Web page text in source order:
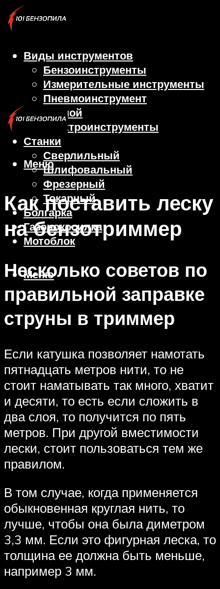
Виды инструментов
Бензоинструменты
Измерительные инструменты
Пневмоинструмент
Ручной
Электроинструменты
Станки
Сверлильный
Шлифовальный
Фрезерный
Токарный
Болгарка
Газонокосилка
Мотоблок
Меню
Меню
Как поставить леску
на бензотриммер
Несколько советов по
правильной заправке
струны в триммер
Если катушка позволяет намотать
пятнадцать метров нити, то не
стоит наматывать так много, хватит
и десяти, то есть если сложить в
два слоя, то получится по пять
метров. При другой вместимости
лески, стоит пользоваться тем же
правилом.
В том случае, когда применяется
обыкновенная круглая нить, то
лучше, чтобы она была диметром
3,3 мм. Если это фигурная леска, то
толщина ее должна быть меньше,
например 3 мм.